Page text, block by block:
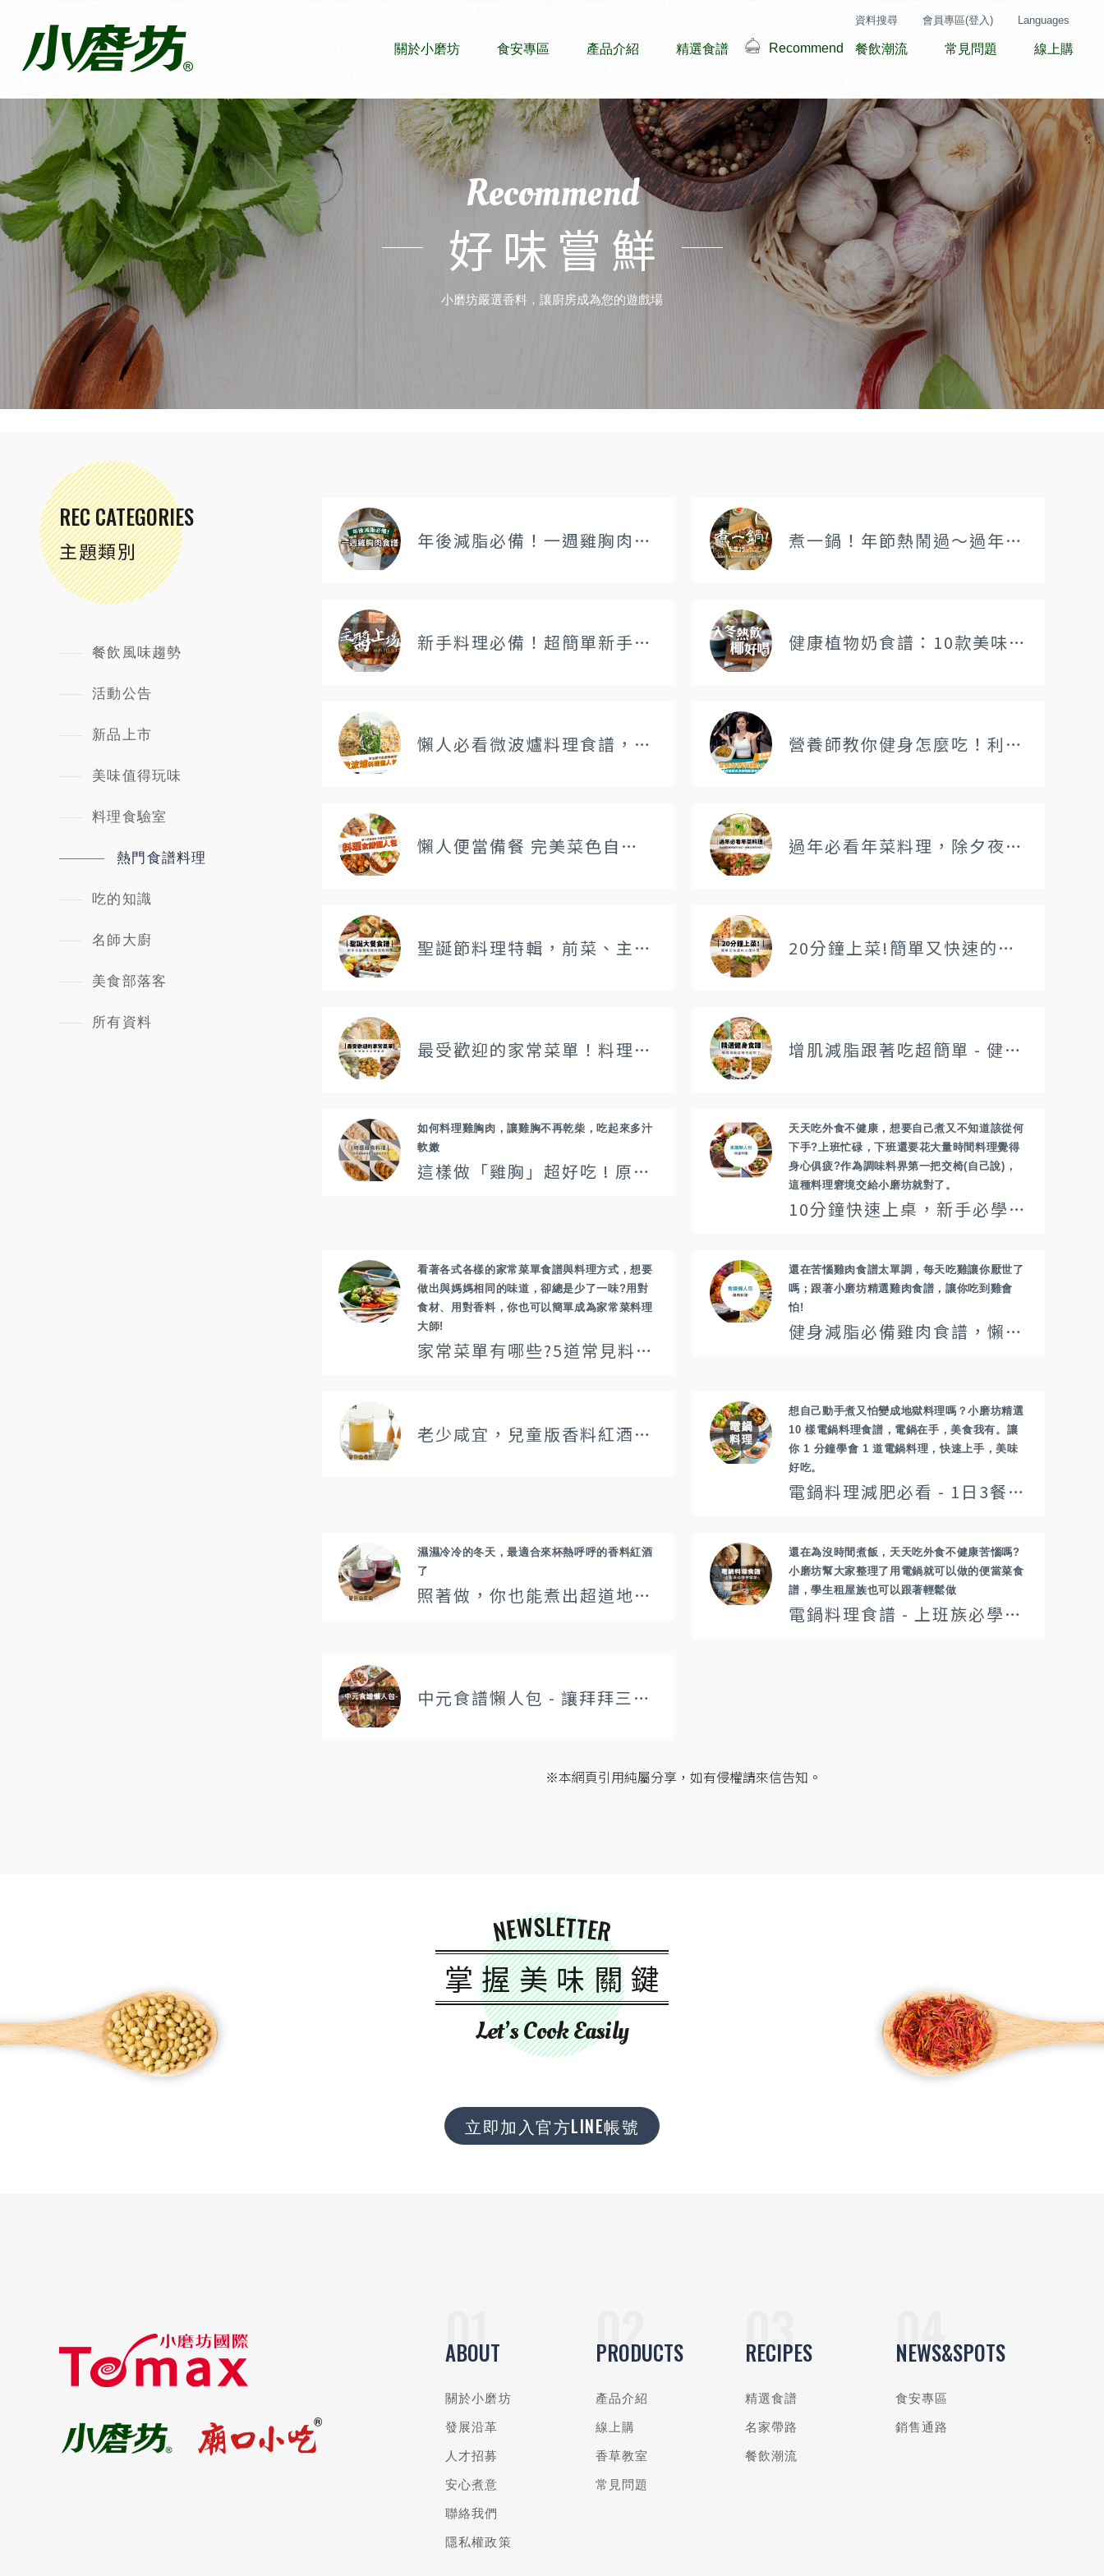
關於小磨坊 食安專區 產品介紹 精選食譜 Recommend 餐飲潮流 常見問題 線上購
資料搜尋 會員專區(登入) Languages
Recommend
好味嘗鮮
小磨坊嚴選香料，讓廚房成為您的遊戲場
REC CATEGORIES
主題類別
餐飲風味趨勢
活動公告
新品上市
美味值得玩味
料理食驗室
熱門食譜料理
吃的知識
名師大廚
美食部落客
所有資料
年後減脂必備！一週雞胸肉食譜～一天跟著做一道，一週就學會7道 煮一鍋！年節熱鬧過～過年餐桌必備的暖心鍋物及滷鍋，用一包輕鬆做
新手料理必備！超簡單新手食譜推薦：用「主醬」輕鬆跨越下廚門檻 健康植物奶食譜：10款美味椰奶熱飲輕鬆做
懶人必看微波爐料理食譜，原來微波爐這麼方便 | 高效備餐必學 營養師教你健身怎麼吃！利用香辛料將健身料理變美味！
懶人便當備餐 完美菜色自由配 | 便當食譜懶人包 過年必看年菜料理，除夕夜必備開運年夜菜，跟著這樣做就對了
聖誕節料理特輯，前菜、主餐、熱紅酒食譜一次打包帶走 20分鐘上菜!簡單又快速的方便料理推薦
最受歡迎的家常菜單！料理新手也能輕鬆做，好吃又下班的家常菜推薦 增肌減脂跟著吃超簡單 - 健身料理食譜精選
如何料理雞胸肉，讓雞胸不再乾柴，吃起來多汁
軟嫩
這樣做「雞胸」超好吃 ! 原來雞胸料理應該這樣做才對
天天吃外食不健康，想要自己煮又不知道該從何
下手?上班忙碌，下班還要花大量時間料理覺得
身心俱疲?作為調味料界第一把交椅(自己說)，
這種料理窘境交給小磨坊就對了。
10分鐘快速上桌，新手必學家常菜，簡單快速料理零失敗 | 懶人快速料理
看著各式各樣的家常菜單食譜與料理方式，想要
做出與媽媽相同的味道，卻總是少了一味?用對
食材、用對香料，你也可以簡單成為家常菜料理
大師!
家常菜單有哪些?5道常見料理食譜、作法大公開!
還在苦惱雞肉食譜太單調，每天吃雞讓你厭世了
嗎；跟著小磨坊精選雞肉食譜，讓你吃到雞會
怕!
健身減脂必備雞肉食譜，懶人包讓你可以輕鬆無腦煮
老少咸宜，兒童版香料紅酒 - 香料熱果汁
想自己動手煮又怕變成地獄料理嗎？小磨坊精選
10 樣電鍋料理食譜，電鍋在手，美食我有。讓
你 1 分鐘學會 1 道電鍋料理，快速上手，美味
好吃。
電鍋料理減肥必看 - 1日3餐電鍋料理菜單，讓你煮好煮滿不怕沒靈感
濕濕冷冷的冬天，最適合來杯熱呼呼的香料紅酒
了
照著做，你也能煮出超道地的香料熱紅酒
還在為沒時間煮飯，天天吃外食不健康苦惱嗎?
小磨坊幫大家整理了用電鍋就可以做的便當菜食
譜，學生租屋族也可以跟著輕鬆做
電鍋料理食譜 - 上班族必學便當菜
中元食譜懶人包 - 讓拜拜三牲再!進!化!
※本網頁引用純屬分享，如有侵權請來信告知。
NEWSLETTER
掌握美味關鍵
Let’s Cook Easily
立即加入官方LINE帳號
ABOUT
關於小磨坊
發展沿革
人才招募
安心煮意
聯絡我們
隱私權政策
PRODUCTS
產品介紹
線上購
香草教室
常見問題
RECIPES
精選食譜
名家帶路
餐飲潮流
NEWS&SPOTS
食安專區
銷售通路